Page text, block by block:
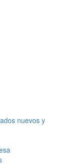
nuevos y